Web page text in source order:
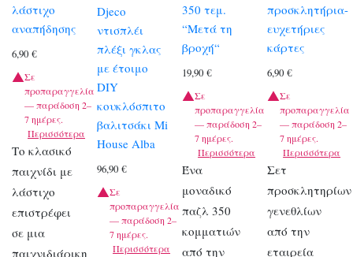
λάστιχο
αναπήδησης
6,90 €
Σε
προπαραγγελία
— παράδοση 2–
7 ημέρες.
Περισσότερα
Το κλασικό
παιχνίδι με
λάστιχο
επιστρέφει
σε μια
παιχνιδιάρικη
Djeco
ντισπλέι
πλέξι γκλας
με έτοιμο
DIY
κουκλόσπιτο
βαλιτσάκι Mi
House Alba
96,90€
Σε
προπαραγγελία
— παράδοση 2–
7 ημέρες.
Περισσότερα
350 τεμ.
“Μετά τη
βροχή“
19,90€
Σε
προπαραγγελία
— παράδοση 2–
7 ημέρες.
Περισσότερα
Ένα
μοναδικό
παζλ 350
κομματιών
από την
προσκλητήρια-
ευχετήριες
κάρτες
6,90€
Σε
προπαραγγελία
— παράδοση 2–
7 ημέρες.
Περισσότερα
Σετ
προσκλητηρίων
γενεθλίων
από την
εταιρεία